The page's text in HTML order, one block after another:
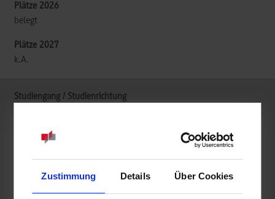
Zustimmung Details Über Cookies
belegt
k.A.
apsolut GmbH advanced processes & solutions
Leinfelden-Echterdingen